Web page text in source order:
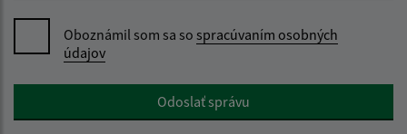
Oboznámil som sa so spracúvaním osobných
údajov
Google reCaptcha ResponseOdoslať správu